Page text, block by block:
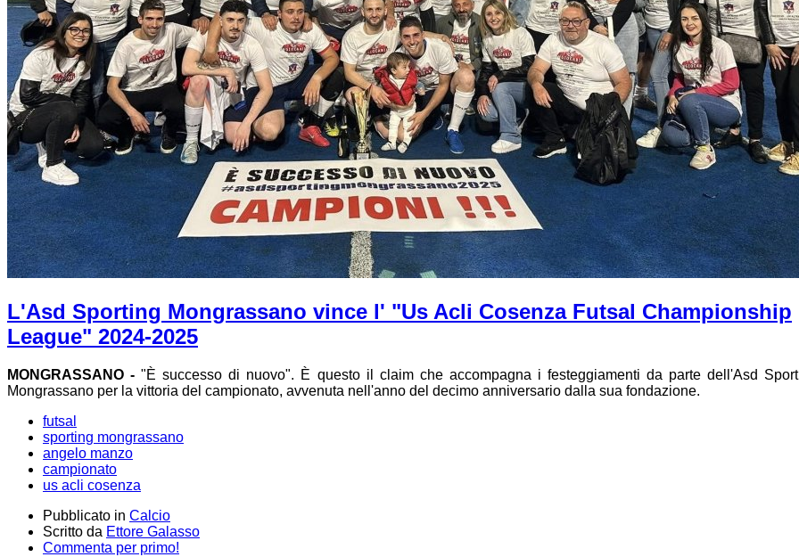
L'Asd Sporting Mongrassano vince l' "Us Acli Cosenza Futsal Championship
League" 2024-2025
MONGRASSANO - "È successo di nuovo". È questo il claim che accompagna i festeggiamenti da parte dell'Asd
Mongrassano per la vittoria del campionato, avvenuta nell'anno del decimo anniversario dalla sua fondazione.
futsal
sporting mongrassano
angelo manzo
campionato
us acli cosenza
Pubblicato in Calcio
Scritto da Ettore Galasso
Commenta per primo!